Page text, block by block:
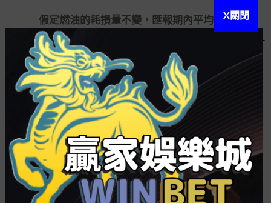
假定燃油的耗損量不變，匯報期內平均燃油價
錢每上升或降落10，南航集團匯報期內營運本錢上
升或降落144億元。若平均航油價錢上升或降落5，
國航集團航油本錢將上升或降落約517億元。東航航
油本錢將上升或降落約448億元。
為在一定水平上減低航油價錢波動危害，保障
航司經營，2009年起航司在規定范圍內可自主確認
內地航線旅行者燃油附加費接收尺度。在已往半年
時間內，國際油價幾經抑揚，內地航線燃油附 百家
樂洗碼加費從本年2月覆原征收，此后每個月，燃油
附加費連續上調至古史新高。本年8月5日起，機票
X關閉